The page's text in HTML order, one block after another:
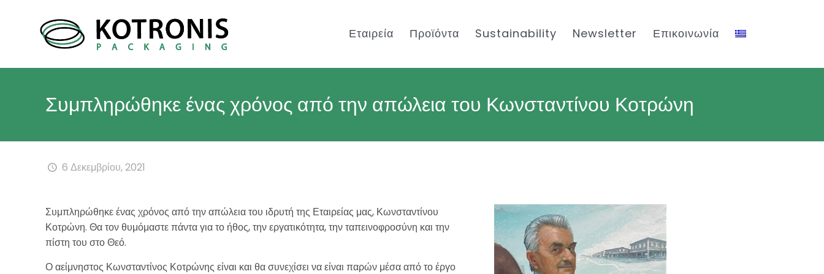
Εταιρεία Προϊόντα Sustainability Newsletter Επικοινωνία
Συμπληρώθηκε ένας χρόνος από την απώλεια του Κωνσταντίνου Κοτρώνη
6 Δεκεμβρίου, 2021
Συμπληρώθηκε ένας χρόνος από την απώλεια του ιδρυτή της Εταιρείας μας, Κωνσταντίνου
Κοτρώνη. Θα τον θυμόμαστε πάντα για το ήθος, την εργατικότητα, την ταπεινοφροσύνη και την
πίστη του στο Θεό.
Ο αείμνηστος Κωνσταντίνος Κοτρώνης είναι και θα συνεχίσει να είναι παρών μέσα από το έργο